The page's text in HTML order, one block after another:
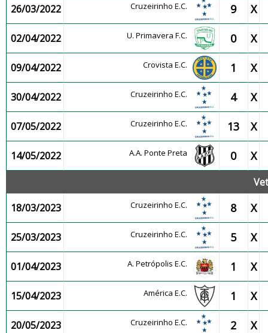
26/03/2022 Cruzeirinho E.C. 9 X
02/04/2022 U. Primavera F.C. 0 X
09/04/2022 Crovista E.C. 1 X
30/04/2022 Cruzeirinho E.C. 4 X
07/05/2022 Cruzeirinho E.C. 13 X
14/05/2022 A.A. Ponte Preta 0 X
18/03/2023
Cruzeirinho E.C. 8 X
25/03/2023 Cruzeirinho E.C. 5 X
01/04/2023 A. Petrópolis E.C. 1 X
15/04/2023 América E.C. 1 X
20/05/2023 Cruzeirinho E.C. 2 X